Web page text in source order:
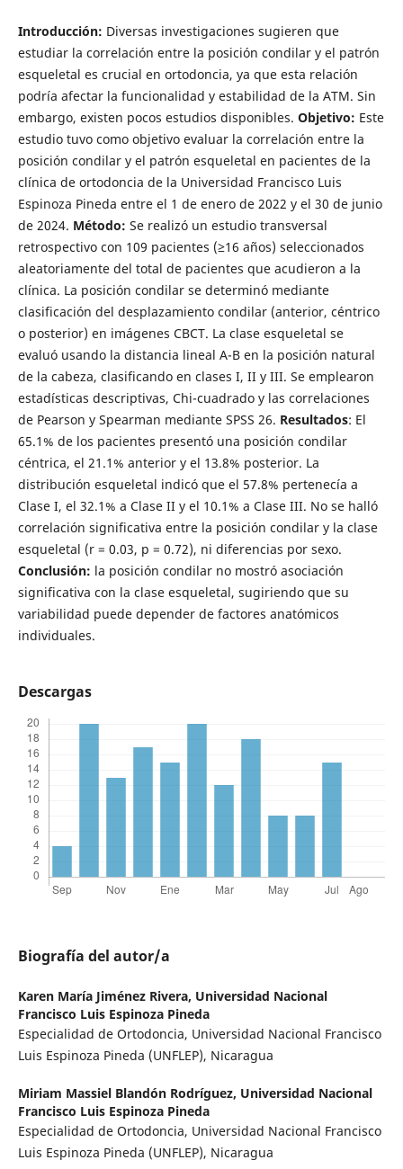
Introducción: Diversas investigaciones sugieren que
estudiar la correlación entre la posición condilar y el patrón
esqueletal es crucial en ortodoncia, ya que esta relación
podría afectar la funcionalidad y estabilidad de la ATM. Sin
embargo, existen pocos estudios disponibles. Objetivo: Este
estudio tuvo como objetivo evaluar la correlación entre la
posición condilar y el patrón esqueletal en pacientes de la
clínica de ortodoncia de la Universidad Francisco Luis
Espinoza Pineda entre el 1 de enero de 2022 y el 30 de junio
de 2024. Método: Se realizó un estudio transversal
retrospectivo con 109 pacientes (≥16 años) seleccionados
aleatoriamente del total de pacientes que acudieron a la
clínica. La posición condilar se determinó mediante
clasificación del desplazamiento condilar (anterior, céntrico
o posterior) en imágenes CBCT. La clase esqueletal se
evaluó usando la distancia lineal A-B en la posición natural
de la cabeza, clasificando en clases I, II y III. Se emplearon
estadísticas descriptivas, Chi-cuadrado y las correlaciones
de Pearson y Spearman mediante SPSS 26. Resultados: El
65.1% de los pacientes presentó una posición condilar
céntrica, el 21.1% anterior y el 13.8% posterior. La
distribución esqueletal indicó que el 57.8% pertenecía a
Clase I, el 32.1% a Clase II y el 10.1% a Clase III. No se halló
correlación significativa entre la posición condilar y la clase
esqueletal (r = 0.03, p = 0.72), ni diferencias por sexo.
Conclusión: la posición condilar no mostró asociación
significativa con la clase esqueletal, sugiriendo que su
variabilidad puede depender de factores anatómicos
individuales.
Descargas
Biografía del autor/a
Karen María Jiménez Rivera, Universidad Nacional
Francisco Luis Espinoza Pineda
Especialidad de Ortodoncia, Universidad Nacional Francisco
Luis Espinoza Pineda (UNFLEP), Nicaragua
Miriam Massiel Blandón Rodríguez, Universidad Nacional
Francisco Luis Espinoza Pineda
Especialidad de Ortodoncia, Universidad Nacional Francisco
Luis Espinoza Pineda (UNFLEP), Nicaragua